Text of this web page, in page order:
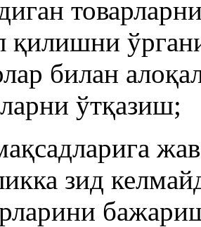
қилишни
билан
ўтқазиш;
зид